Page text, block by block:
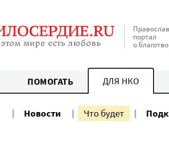
портал
о
ПОМОГАТЬ ДЛЯ НКО
Новости Что будет